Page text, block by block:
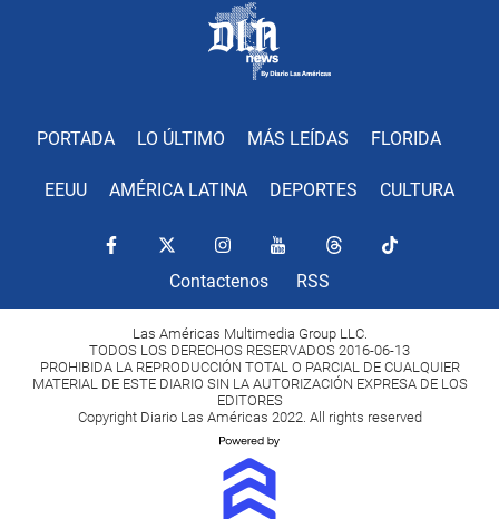
PORTADA LO ÚLTIMO MÁS LEÍDAS FLORIDA
EEUU AMÉRICA LATINA DEPORTES CULTURA
Contactenos RSS
Las Américas Multimedia Group LLC.
TODOS LOS DERECHOS RESERVADOS 2016-06-13
PROHIBIDA LA REPRODUCCIÓN TOTAL O PARCIAL DE CUALQUIER
MATERIAL DE ESTE DIARIO SIN LA AUTORIZACIÓN EXPRESA DE LOS
EDITORES
Copyright Diario Las Américas 2022. All rights reserved